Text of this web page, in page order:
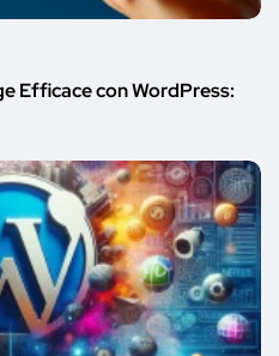
Efficace con WordPress: